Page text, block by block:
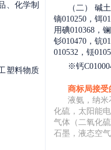
、化学制
塑料物质
（二） 碱
镝010250，铒
用碘010368，
钐010470，钪
010532，铥
※钙
商标局接受
液氨，纳米
化硫，太阳能
气体（二氧化
石墨，液态空